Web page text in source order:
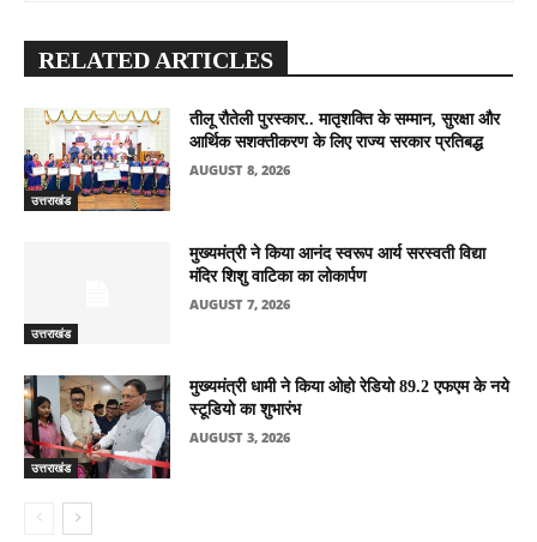
RELATED ARTICLES
उत्तराखंड
तीलू रौतेली पुरस्कार.. मातृशक्ति के सम्मान, सुरक्षा और
आर्थिक सशक्तीकरण के लिए राज्य सरकार प्रतिबद्ध
AUGUST 8, 2026
उत्तराखंड
मुख्यमंत्री ने किया आनंद स्वरूप आर्य सरस्वती विद्या
मंदिर शिशु वाटिका का लोकार्पण
AUGUST 7, 2026
उत्तराखंड
मुख्यमंत्री धामी ने किया ओहो रेडियो 89.2 एफएम के नये
स्टूडियो का शुभारंभ
AUGUST 3, 2026